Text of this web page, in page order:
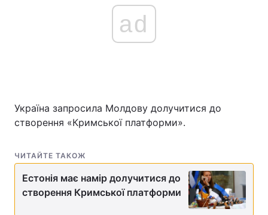
Україна Політика
Спорт Наука
Техно і зв'язок Лайт
ad
Україна запросила Молдову долучитися до
створення «Кримської платформи».
ЧИТАЙТЕ ТАКОЖ
Естонія має намір долучитися до
створення Кримської платформи